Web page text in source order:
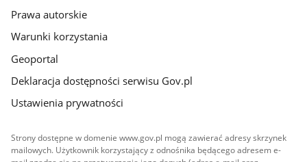
Prawa autorskie
Warunki korzystania
Geoportal
Deklaracja dostępności serwisu Gov.pl
Ustawienia prywatności
Strony dostępne w domenie www.gov.pl mogą zawierać adresy skrzynek
mailowych. Użytkownik korzystający z odnośnika będącego adresem e-